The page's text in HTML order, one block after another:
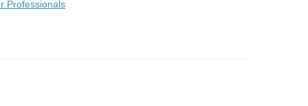
Professionals